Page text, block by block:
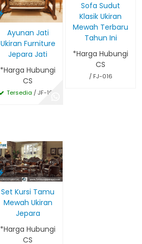
Ayunan Jati
Ukiran Furniture
Jepara Jati
*Harga Hubungi
CS
Tersedia / JF-108
Sofa Sudut
Klasik Ukiran
Mewah Terbaru
Tahun Ini
*Harga Hubungi
CS
/ FJ-016
Set Kursi Tamu
Mewah Ukiran
Jepara
*Harga Hubungi
CS